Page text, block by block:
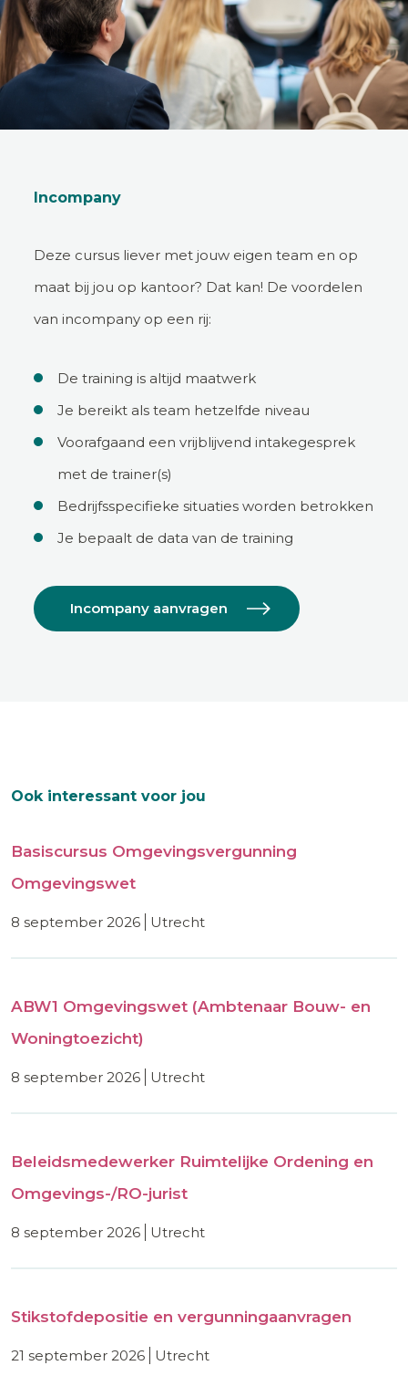
Incompany
Deze cursus liever met jouw eigen team en op
maat bij jou op kantoor? Dat kan! De voordelen
van incompany op een rij:
De training is altijd maatwerk
Je bereikt als team hetzelfde niveau
Voorafgaand een vrijblijvend intakegesprek
met de trainer(s)
Bedrijfsspecifieke situaties worden betrokken
Je bepaalt de data van de training
Incompany aanvragen
Ook interessant voor jou
Basiscursus Omgevingsvergunning
Omgevingswet
8 september 2026 utrecht
ABW1 Omgevingswet (Ambtenaar Bouw- en
Woningtoezicht)
8 september 2026 utrecht
Beleidsmedewerker Ruimtelijke Ordening en
Omgevings-/RO-jurist
8 september 2026 utrecht
Stikstofdepositie en vergunningaanvragen
21 september 2026 utrecht